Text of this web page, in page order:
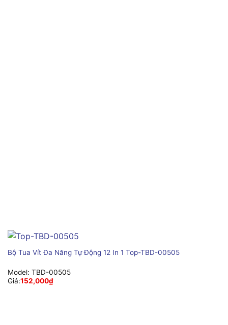
Bộ Tua Vít Đa Năng Tự Động 12 In 1 Top-TBD-00505
Model: TBD-00505
Giá:152,000₫